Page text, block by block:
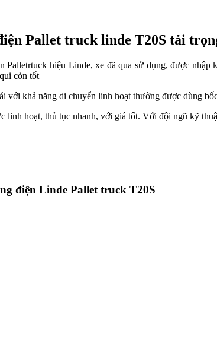
Pallet truck linde T20S tải
Palletrtuck hiệu Linde, xe đã qua sử dụng, được
còn tốt
với khả năng di chuyển linh hoạt thường được dùng
linh hoạt, thủ tục nhanh, với giá tốt. Với đội ngũ kỹ
điện Linde Pallet truck T20S